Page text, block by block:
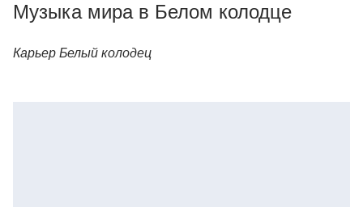
Платоновская премия
Музыка мира в Белом колодце
Карьер Белый колодец